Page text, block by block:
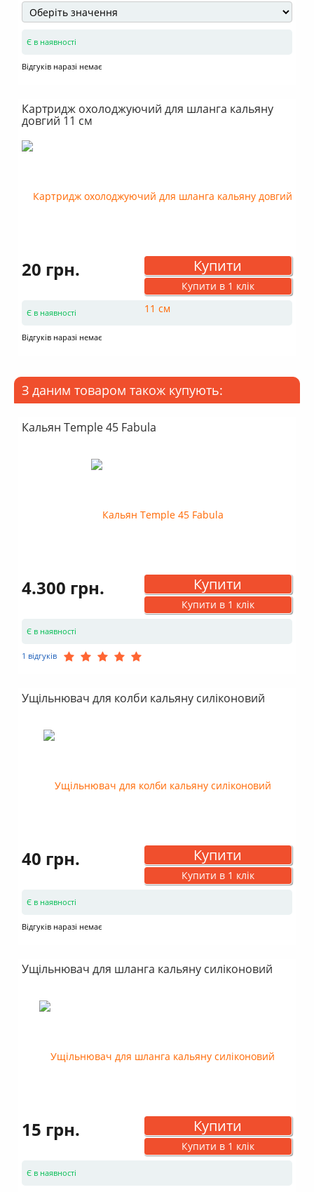
Є в наявності
Відгуків наразі немає
Картридж охолоджуючий для шланга кальяну
довгий 11 см
20 грн. Купити
Купити в 1 клік
Є в наявності
Відгуків наразі немає
З даним товаром також купують:
Кальян Temple 45 Fabula
4.300 грн. Купити
Купити в 1 клік
Є в наявності
1 відгуків
Ущільнювач для колби кальяну силіконовий
40 грн. Купити
Купити в 1 клік
Є в наявності
Відгуків наразі немає
Ущільнювач для шланга кальяну силіконовий
15 грн. Купити
Купити в 1 клік
Є в наявності